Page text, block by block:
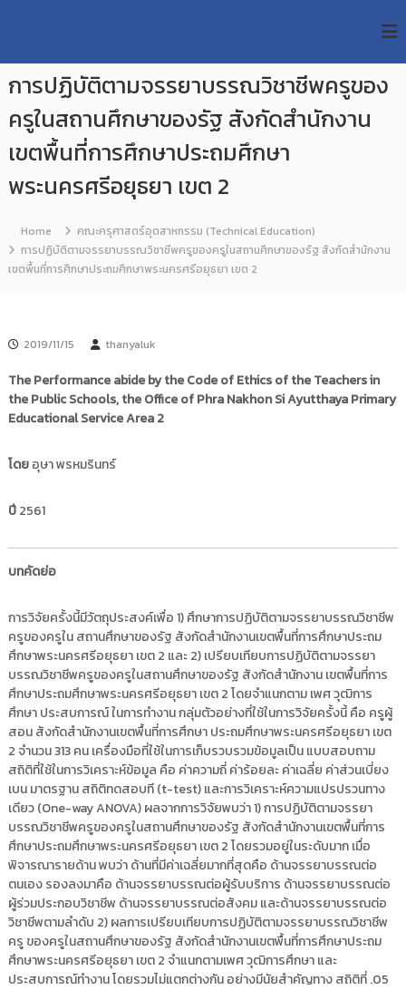
p
T
T
R
e
s
a
r
c
p
o
s
i
o
y
ค
ลั
ข้
อ
มู
ล
ง
า
น
วิ
จั
ย
ท
า
ย
ท
น
โ
ล
ม
ค
ล
ธั
รี
การปฏิบัติตามจรรยาบรรณวิชาชีพครูของ
ครูในสถานศึกษาของรัฐ สังกัดสำนักงาน
เขตพื้นที่การศึกษาประถมศึกษา
พระนครศรีอยุธยา เขต 2
Home
คณะครุศาสตร์อุตสาหกรรม (Technical Education)
การปฏิบัติตามจรรยาบรรณวิชาชีพครูของครูในสถานศึกษาของรัฐ สังกัดสำนักงาน
เขตพื้นที่การศึกษาประถมศึกษาพระนครศรีอยุธยา เขต 2
2019/11/15 thanyaluk
The Performance abide by the Code of Ethics of the Teachers in
the Public Schools, the Office of Phra Nakhon Si Ayutthaya Primary
Educational Service Area 2
โดยอุษา พรหมรินทร์
ปี2561
บทคัดย่อ
การวิจัยครั้งนี้มีวัตถุประสงค์เพื่อ 1) ศึกษาการปฏิบัติตามจรรยาบรรณวิชาชีพ
ครูของครูใน สถานศึกษาของรัฐ สังกัดสำนักงานเขตพื้นที่การศึกษาประถม
ศึกษาพระนครศรีอยุธยา เขต 2 และ 2) เปรียบเทียบการปฏิบัติตามจรรยา
บรรณวิชาชีพครูของครูในสถานศึกษาของรัฐ สังกัดสำนักงาน เขตพื้นที่การ
ศึกษาประถมศึกษาพระนครศรีอยุธยา เขต 2 โดยจำแนกตาม เพศ วุฒิการ
ศึกษา ประสบการณ์ ในการทำงาน กลุ่มตัวอย่างที่ใช้ในการวิจัยครั้งนี้ คือ ครูผู้
สอน สังกัดสำนักงานเขตพื้นที่การศึกษา ประถมศึกษาพระนครศรีอยุธยา เขต
2 จำนวน 313 คน เครื่องมือที่ใช้ในการเก็บรวบรวมข้อมูลเป็น แบบสอบถาม
สถิติที่ใช้ในการวิเคราะห์ข้อมูล คือ ค่าความถี่ ค่าร้อยละ ค่าเฉลี่ย ค่าส่วนเบี่ยง
เบน มาตรฐาน สถิติทดสอบที (t-test) และการวิเคราะห์ความแปรปรวนทาง
เดียว (One-way ANOVA) ผลจากการวิจัยพบว่า 1) การปฏิบัติตามจรรยา
บรรณวิชาชีพครูของครูในสถานศึกษาของรัฐ สังกัดสำนักงานเขตพื้นที่การ
ศึกษาประถมศึกษาพระนครศรีอยุธยา เขต 2 โดยรวมอยู่ในระดับมาก เมื่อ
พิจารณารายด้าน พบว่า ด้านที่มีค่าเฉลี่ยมากที่สุดคือ ด้านจรรยาบรรณต่อ
ตนเอง รองลงมาคือ ด้านจรรยาบรรณต่อผู้รับบริการ ด้านจรรยาบรรณต่อ
ผู้ร่วมประกอบวิชาชีพ ด้านจรรยาบรรณต่อสังคม และด้านจรรยาบรรณต่อ
วิชาชีพตามลำดับ 2) ผลการเปรียบเทียบการปฏิบัติตามจรรยาบรรณวิชาชีพ
ครู ของครูในสถานศึกษาของรัฐ สังกัดสำนักงานเขตพื้นที่การศึกษาประถม
ศึกษาพระนครศรีอยุธยา เขต 2 จำแนกตามเพศ วุฒิการศึกษา และ
ประสบการณ์ทำงาน โดยรวมไม่แตกต่างกัน อย่างมีนัยสำคัญทาง สถิติที่ .05